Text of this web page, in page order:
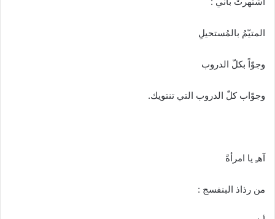
المتيّمُ بالمُستحيلِ
وجوّاً بكلّ الدروب
وجوّاب كلّ الدروب التي تنتويك.
آهـِ يا امرأةً
من رذاذ البنفسج :